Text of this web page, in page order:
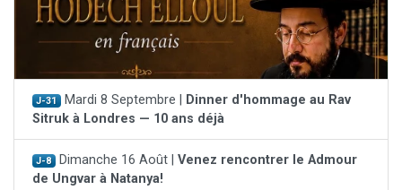
J-31 Mardi 8 Septembre |
Dinner d'hommage au Rav
Sitruk à Londres — 10 ans déjà
J-8 Dimanche 16 Août | Venez rencontrer le Admour
de Ungvar à Natanya!